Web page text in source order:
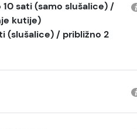
10 sati (samo slušalice) /
kutije)
(slušalice) / približno 2